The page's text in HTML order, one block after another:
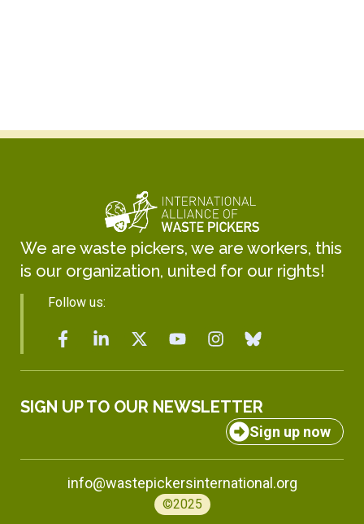
We are waste pickers, we are workers, this
is our organization, united for our rights!
Follow us:
SIGN UP TO OUR NEWSLETTER
Sign up now
info@wastepickersinternational.org
©2025